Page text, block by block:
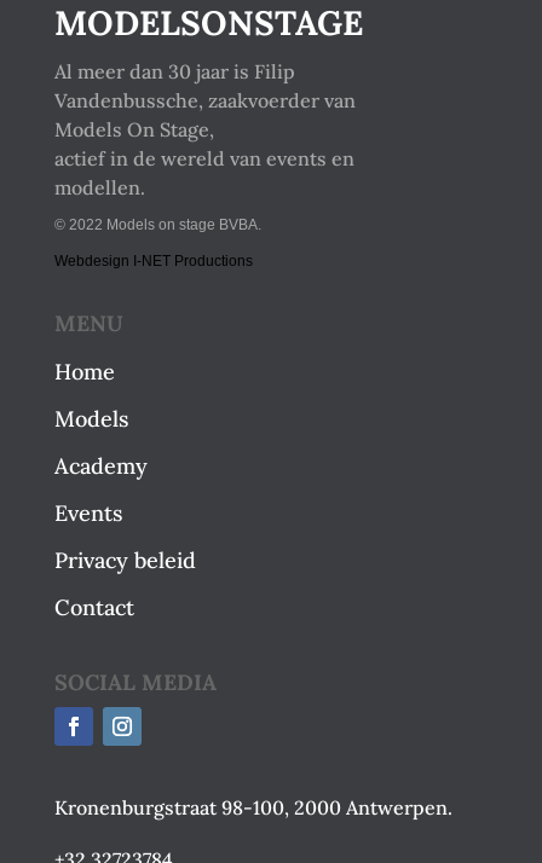
MODELSONSTAGE
Al meer dan 30 jaar is Filip
Vandenbussche, zaakvoerder van
Models On Stage,
actief in de wereld van events en
modellen.
© 2022 Models on stage BVBA.
Webdesign I-NET Productions
MENU
Home
Models
Academy
Events
Privacy beleid
Contact
SOCIAL MEDIA
Kronenburgstraat 98-100, 2000 Antwerpen.